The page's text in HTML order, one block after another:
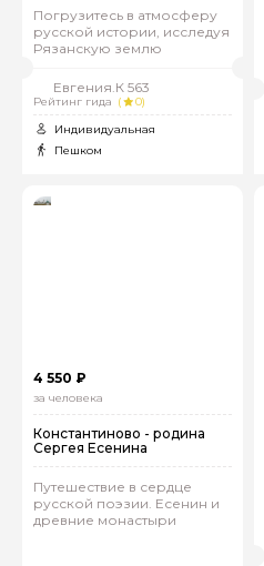
Погрузитесь в атмосферу
русской истории, исследуя
Рязанскую землю
Евгения.К 563
Рейтинг гида (
0)
Индивидуальная
Пешком
4 550 ₽
за человека
Константиново - родина
Сергея Есенина
Путешествие в сердце
русской поэзии. Есенин и
древние монастыри